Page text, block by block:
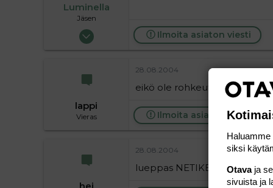
Luminella
Jäsen
23.05.2004
Ilmoita asiaton viesti
lappi
Vieras
28.08.2004
eikö ole rohkeutta kirjoittaa
Ilmoita asiaton viesti
hei
28.08.2004
lueppas NETIKETTI
Haluamme
siksi
Otavaja
sivuista ja